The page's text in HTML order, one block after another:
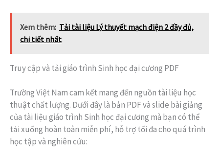
Xem thêm: Tải tài liệu Lý thuyết mạch điện 2 đầy đủ,
chi tiết nhất
Truy cập và tải giáo trình Sinh học đại cương PDF
Trường Việt Nam cam kết mang đến nguồn tài liệu học
thuật chất lượng. Dưới đây là bản PDF và slide bài giảng
của tài liệu giáo trình Sinh học đại cương mà bạn có thể
tải xuống hoàn toàn miễn phí, hỗ trợ tối đa cho quá trình
học tập và nghiên cứu: